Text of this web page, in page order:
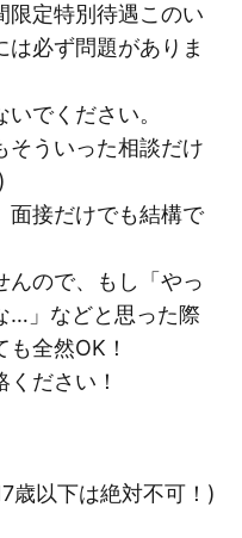
限定特別待遇このい
必ず問題がありま
でください。
そういった相談だけ
面接だけでも結構で
んので、もし「やっ
…」などと思った際
全然OK！
ださい！
歳以下は絶対不可！)